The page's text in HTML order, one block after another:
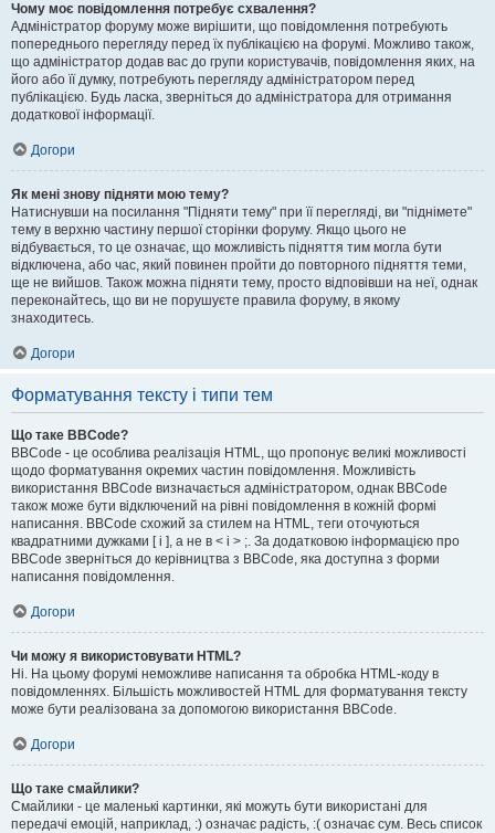
Чому моє повідомлення потребує схвалення?
Адміністратор форуму може вирішити, що повідомлення потребують
попереднього перегляду перед їх публікацією на форумі. Можливо також,
що адміністратор додав вас до групи користувачів, повідомлення яких, на
його або її думку, потребують перегляду адміністратором перед
публікацією. Будь ласка, зверніться до адміністратора для отримання
додаткової інформації.
Догори
Як мені знову підняти мою тему?
Натиснувши на посилання "Підняти тему" при її перегляді, ви "піднімете"
тему в верхню частину першої сторінки форуму. Якщо цього не
відбувається, то це означає, що можливість підняття тим могла бути
відключена, або час, який повинен пройти до повторного підняття теми,
ще не вийшов. Також можна підняти тему, просто відповівши на неї, однак
переконайтесь, що ви не порушуєте правила форуму, в якому
знаходитесь.
Догори
Форматування тексту і типи тем
Що таке BBCode?
BBCode - це особлива реалізація HTML, що пропонує великі можливості
щодо форматування окремих частин повідомлення. Можливість
використання BBCode визначається адміністратором, однак BBCode
також може бути відключений на рівні повідомлення в кожній формі
написання. BBCode схожий за стилем на HTML, теги оточуються
квадратними дужками [ і ], а не в < і > ;. За додатковою інформацією про
BBCode зверніться до керівництва з BBCode, яка доступна з форми
написання повідомлення.
Догори
Чи можу я використовувати HTML?
Ні. На цьому форумі неможливе написання та обробка HTML-коду в
повідомленнях. Більшість можливостей HTML для форматування тексту
може бути реалізована за допомогою використання BBCode.
Догори
Що таке смайлики?
Смайлики - це маленькі картинки, які можуть бути використані для
передачі емоцій, наприклад, :) означає радість, :( означає сум. Весь список